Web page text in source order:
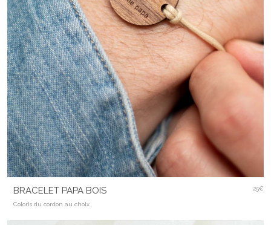
BRACELET PAPA BOIS
Coloris du cordon au choix
25€